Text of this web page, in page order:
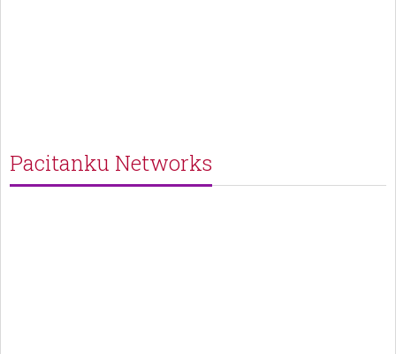
Pacitanku Networks